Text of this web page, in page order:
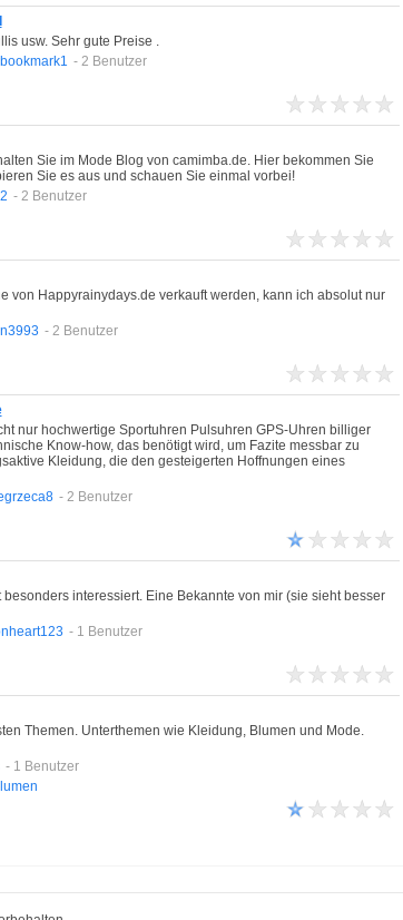
usw. Sehr gute Preise .
- 2 Benutzer
Sie im Mode Blog von camimba.de. Hier bekommen Sie
Sie es aus und schauen Sie einmal vorbei!
- 2 Benutzer
von Happyrainydays.de verkauft werden, kann ich absolut nur
- 2 Benutzer
nur hochwertige Sportuhren Pulsuhren GPS-Uhren billiger
Know-how, das benötigt wird, um Fazite messbar zu
Kleidung, die den gesteigerten Hoffnungen eines
- 2 Benutzer
interessiert. Eine Bekannte von mir (sie sieht besser
- 1 Benutzer
Themen. Unterthemen wie Kleidung, Blumen und Mode.
- 1 Benutzer